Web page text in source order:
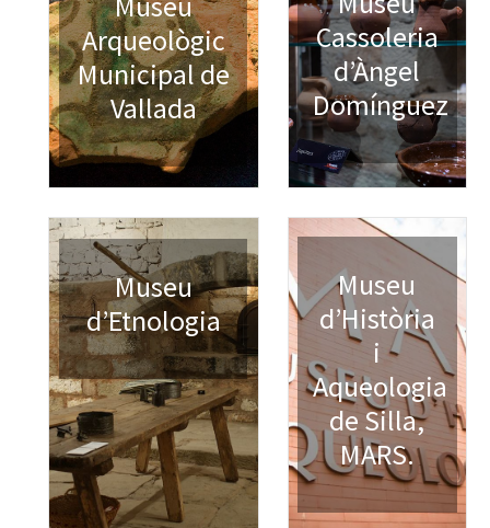
Arqueològic
Municipal de
Vallada
Cassoleria
d’Àngel
Domínguez
Museu
d’Etnologia
Museu
d’Història
i
Aqueologia
de Silla,
MARS.